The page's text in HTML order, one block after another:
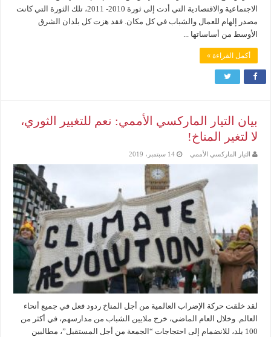
الاجتماعية والاقتصادية التي أدت إلى ثورة 2010- 2011، تلك الثورة التي كانت
مصدر إلهام للعمال والشباب في كل مكان. فقد هزت كل بلدان الشرق
الأوسط من أساساتها ...
أكمل القراءة »
بيان التيار الماركسي الأممي: نعم للتغيير الثوري،
لا لتغير المناخ!
التيار الماركسي الأممي 14 سبتمبر، 2019
لقد خلقت حركة الإضراب العالمية من أجل المناخ ردود فعل في جميع أنحاء
العالم. وخلال العام الماضي، خرج ملايين الشباب من مدارسهم، في أكثر من
100 بلد، للانضمام إلى احتجاجات “الجمعة من أجل المستقبل”، مطالبين